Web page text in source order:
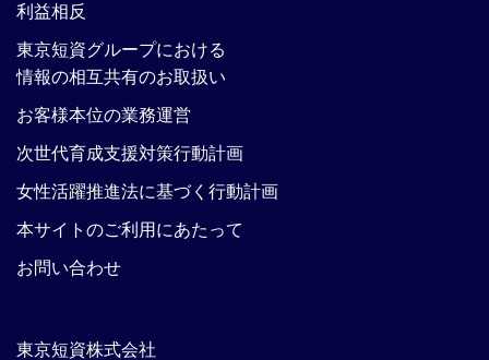
東京短資株式会社
利益相反
東京短資グループにおける
情報の相互共有のお取扱い
お客様本位の業務運営
次世代育成支援対策行動計画
女性活躍推進法に基づく行動計画
本サイトのご利用にあたって
お問い合わせ